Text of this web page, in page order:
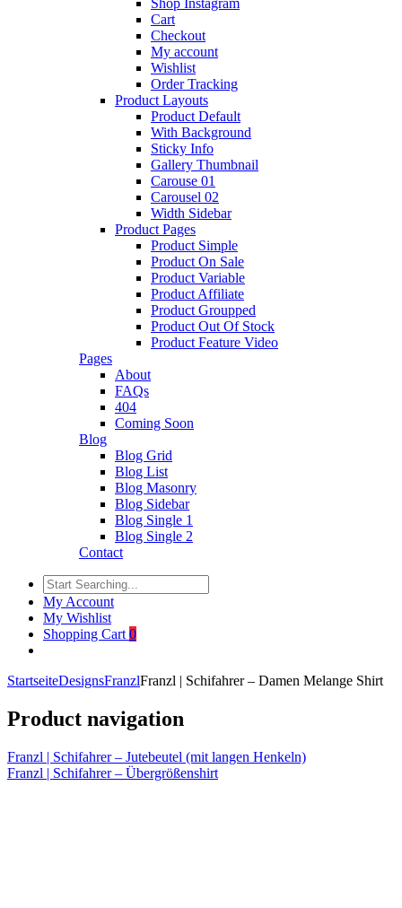
Shop Instagram
Cart
Checkout
My account
Wishlist
Order Tracking
Product Layouts
Product Default
With Background
Sticky Info
Gallery Thumbnail
Carouse 01
Carousel 02
Width Sidebar
Product Pages
Product Simple
Product On Sale
Product Variable
Product Affiliate
Product Groupped
Product Out Of Stock
Product Feature Video
Pages
About
FAQs
404
Coming Soon
Blog
Blog Grid
Blog List
Blog Masonry
Blog Sidebar
Blog Single 1
Blog Single 2
Contact
My Account
My Wishlist
Shopping Cart 0
StartseiteDesignsFranzlFranzl | Schifahrer – Damen Melange Shirt
Product navigation
Franzl | Schifahrer – Jutebeutel (mit langen Henkeln)
Franzl | Schifahrer – Übergrößenshirt